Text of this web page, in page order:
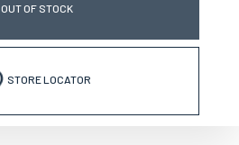
OUT OF STOCK
STORE LOCATOR